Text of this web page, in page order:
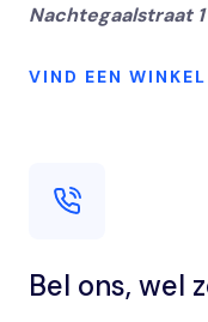
Nachtegaalstraat
VIND EEN WINKEL
Bel ons, wel